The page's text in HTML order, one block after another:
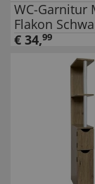
WC-Garnitur
Flakon
Keramik,
€ 34,99